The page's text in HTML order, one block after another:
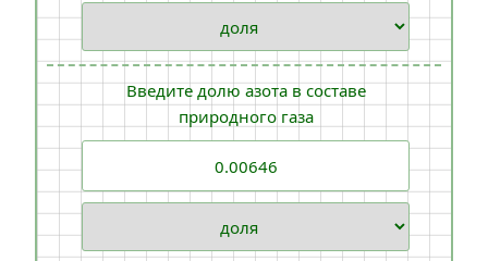
Введите долю азота в составе
природного газа